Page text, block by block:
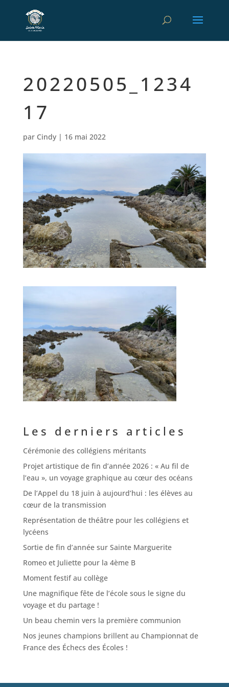
20220505_1234
17
par Cindy| 16 mai 2022
Les derniers articles
Cérémonie des collégiens méritants
Projet artistique de fin d’année 2026 : « Au fil de
l’eau », un voyage graphique au cœur des océans
De l’Appel du 18 juin à aujourd’hui : les élèves au
cœur de la transmission
Représentation de théâtre pour les collégiens et
lycéens
Sortie de fin d’année sur Sainte Marguerite
Romeo et Juliette pour la 4ème B
Moment festif au collège
Une magnifique fête de l’école sous le signe du
voyage et du partage !
Un beau chemin vers la première communion
Nos jeunes champions brillent au Championnat de
France des Échecs des Écoles !